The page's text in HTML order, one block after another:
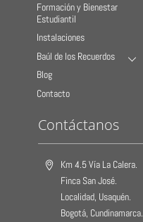
Formación y Bienestar
Estudiantil
Instalaciones
Baúl de los Recuerdos
Blog
Contacto
Contáctanos
Km 4.5 Vía La Calera.
Finca San José.
Localidad, Usaquén.
Bogotá, Cundinamarca.